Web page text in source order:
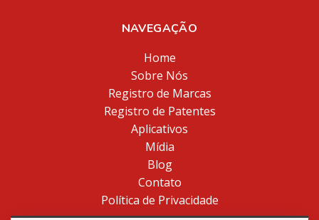
NAVEGAÇÃO
Home
Sobre Nós
Registro de Marcas
Registro de Patentes
Aplicativos
Mídia
Blog
Contato
Política de Privacidade